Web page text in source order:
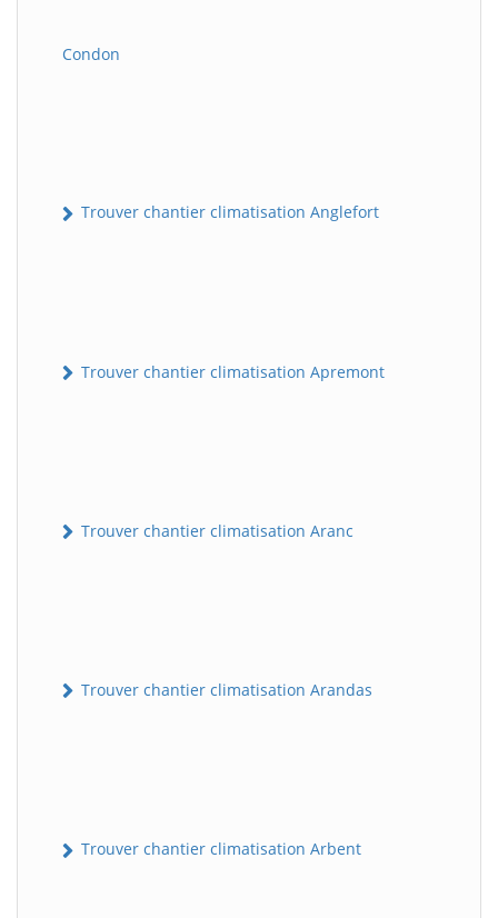
Condon
Trouver chantier climatisation Anglefort
Trouver chantier climatisation Apremont
Trouver chantier climatisation Aranc
Trouver chantier climatisation Arandas
Trouver chantier climatisation Arbent